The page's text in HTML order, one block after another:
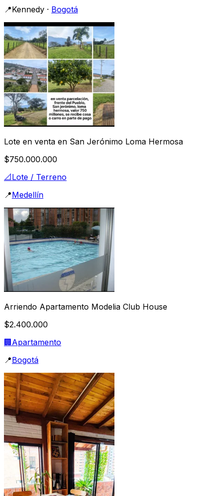
📍Kennedy · Bogotá
Lote en venta en San Jerónimo Loma Hermosa
$750.000.000
📐 Lote / Terreno
📍Medellín
Arriendo Apartamento Modelia Club House
$2.400.000
🏢 Apartamento
📍Bogotá